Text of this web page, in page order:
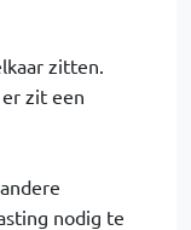
zitten.
zit een
nodig te